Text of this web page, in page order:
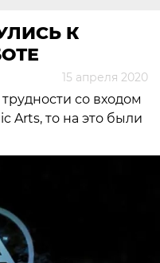
К
15 апреля 2020
со входом
Arts, то на это были